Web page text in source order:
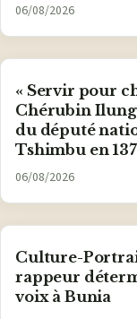
06/08/2026
« Servir pour
Chérubin
du député
Tshimbu en
06/08/2026
Culture-
rappeur
voix à Bunia